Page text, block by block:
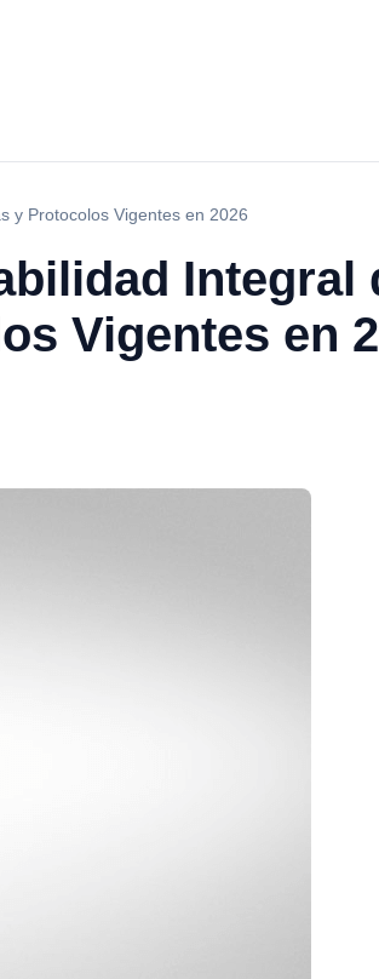
y Protocolos Vigentes en 2026
Integral
Vigentes en